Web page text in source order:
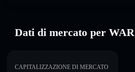
Dati di mercato per WAR
CAPITALIZZAZIONE DI MERCATO